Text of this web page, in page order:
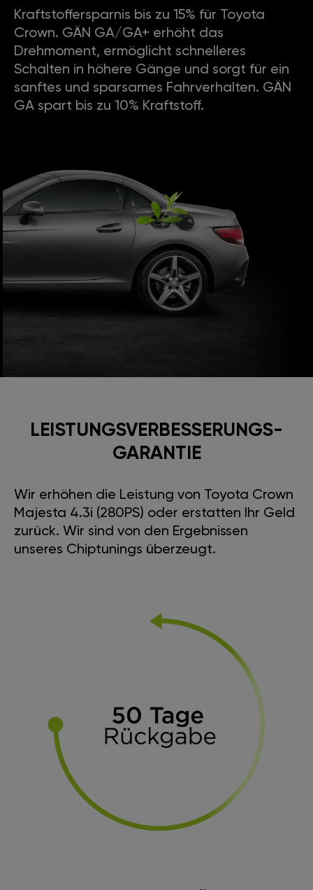
Kraftstoffersparnis bis zu 15% für Toyota
Crown. GÄN GA/GA+ erhöht das
Drehmoment, ermöglicht schnelleres
Schalten in höhere Gänge und sorgt für ein
sanftes und sparsames Fahrverhalten. GÄN
GA spart bis zu 10% Kraftstoff.
LEISTUNGSVERBESSE­RUNGS­
GARANTIE
Wir erhöhen die Leistung von Toyota Crown
Majesta 4.3i (280PS) oder erstatten Ihr Geld
zurück. Wir sind von den Ergebnissen
unseres Chiptunings überzeugt.